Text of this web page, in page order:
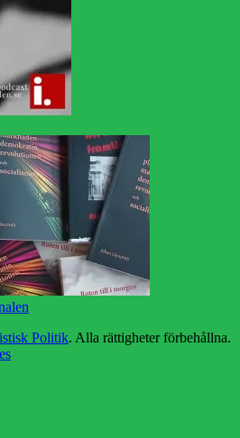
Politik. Alla rättigheter förbehållna.